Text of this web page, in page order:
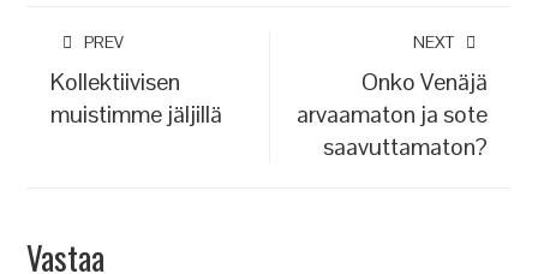
PREV
Kollektiivisen
muistimme jäljillä
NEXT
Onko Venäjä
arvaamaton ja sote
saavuttamaton?
Vastaa